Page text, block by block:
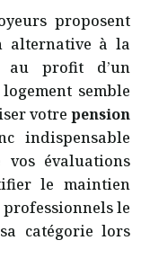
proposent
alternative à la
profit d’un
semble
votre pension
indispensable
vos évaluations
le maintien
professionnels le
catégorie lors